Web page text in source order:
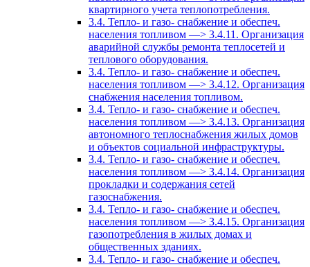
квартирного учета теплопотребления.
3.4. Тепло- и газо- снабжение и обеспеч.
населения топливом —> 3.4.11. Организация
аварийной службы ремонта теплосетей и
теплового оборудования.
3.4. Тепло- и газо- снабжение и обеспеч.
населения топливом —> 3.4.12. Организация
снабжения населения топливом.
3.4. Тепло- и газо- снабжение и обеспеч.
населения топливом —> 3.4.13. Организация
автономного теплоснабжения жилых домов
и объектов социальной инфраструктуры.
3.4. Тепло- и газо- снабжение и обеспеч.
населения топливом —> 3.4.14. Организация
прокладки и содержания сетей
газоснабжения.
3.4. Тепло- и газо- снабжение и обеспеч.
населения топливом —> 3.4.15. Организация
газопотребления в жилых домах и
общественных зданиях.
3.4. Тепло- и газо- снабжение и обеспеч.